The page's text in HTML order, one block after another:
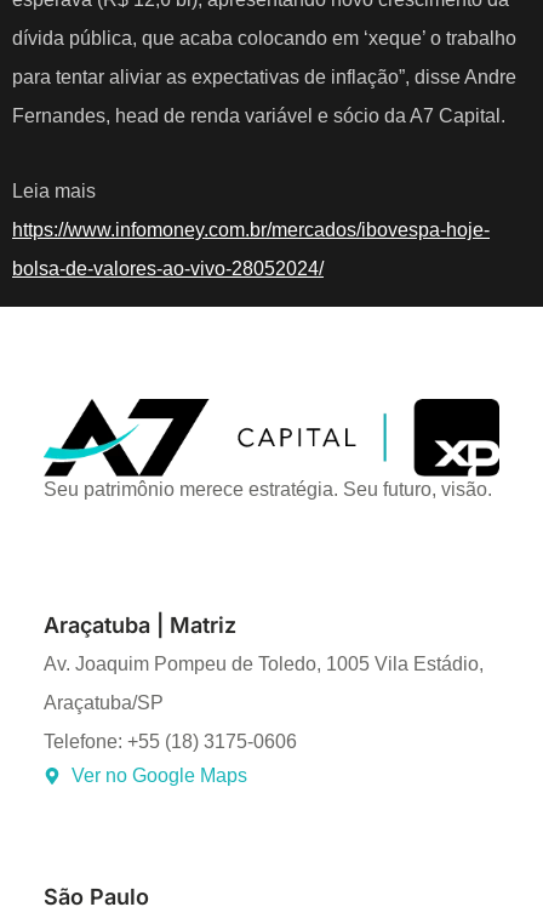
dívida pública, que acaba colocando em ‘xeque’ o trabalho
para tentar aliviar as expectativas de inflação”, disse Andre
Fernandes, head de renda variável e sócio da A7 Capital.
Leia mais
https://www.infomoney.com.br/mercados/ibovespa-hoje-
bolsa-de-valores-ao-vivo-28052024/
Seu patrimônio merece estratégia. Seu futuro, visão.
Araçatuba | Matriz
Av. Joaquim Pompeu de Toledo, 1005 Vila Estádio,
Araçatuba/SP
Telefone: +55 (18) 3175-0606
Ver no Google Maps
São Paulo